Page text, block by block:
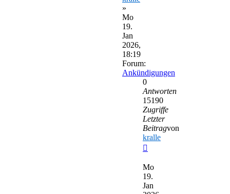
»
Mo
19.
Jan
2026,
18:19
Forum:
Ankündigungen
0
Antworten
15190
Zugriffe
Letzter
Beitragvon
kralle
Beitrag
Mo
19.
Jan